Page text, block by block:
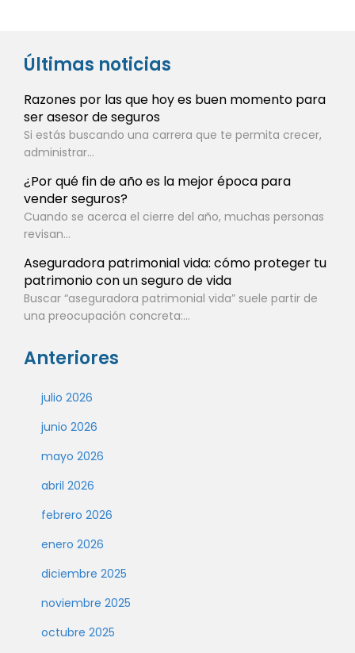
Últimas noticias
Razones por las que hoy es buen momento para
ser asesor de seguros
Si estás buscando una carrera que te permita crecer,
administrar...
¿Por qué fin de año es la mejor época para
vender seguros?
Cuando se acerca el cierre del año, muchas personas
revisan...
Aseguradora patrimonial vida: cómo proteger tu
patrimonio con un seguro de vida
Buscar “aseguradora patrimonial vida” suele partir de
una preocupación concreta:...
Anteriores
julio 2026
junio 2026
mayo 2026
abril 2026
febrero 2026
enero 2026
diciembre 2025
noviembre 2025
octubre 2025